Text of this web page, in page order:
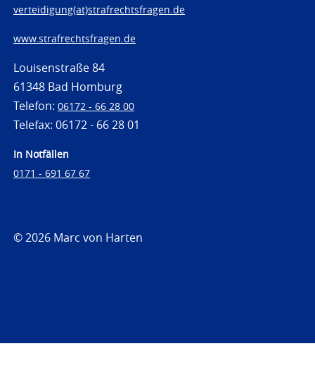
verteidigung(at)strafrechtsfragen.de
www.strafrechtsfragen.de
Louisenstraße 84
61348 Bad Homburg
Telefon: 06172 - 66 28 00
Telefax: 06172 - 66 28 01
In Notfällen
0171 - 691 67 67
© 2026 Marc von Harten